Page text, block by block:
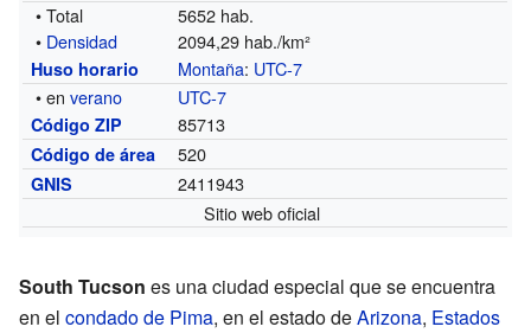
• Total
5652 hab.
• Densidad 2094,29 hab./km²
Huso horario Montaña: UTC-7
• enverano UTC-7
Código ZIP 85713
Código de área 520
GNIS
2411943
Sitio web oficial
South Tucson es una ciudad especial que se encuentra
en el condado de Pima, en el estado deArizona, Estados